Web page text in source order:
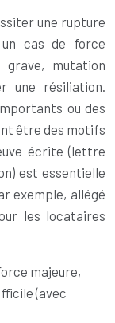
une rupture
cas de force
grave, mutation
une résiliation.
ou des
être des motifs
écrite (lettre
est essentielle
exemple, allégé
les locataires
majeure,
(avec